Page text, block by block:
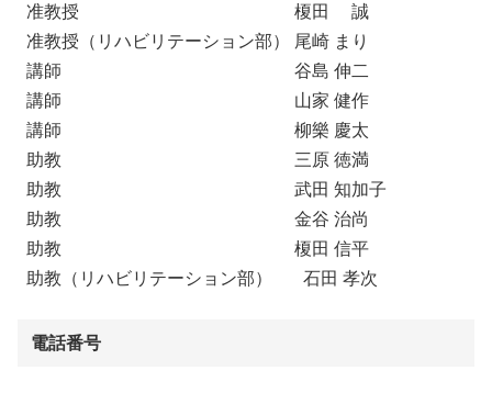
准教授 榎田 誠
准教授（リハビリテーション部） 尾崎 まり
講師 谷島 伸二
講師 山家 健作
講師 柳樂 慶太
助教 三原 徳満
助教 武田 知加子
助教 金谷 治尚
助教 榎田 信平
助教（リハビリテーション部） 石田 孝次
電話番号